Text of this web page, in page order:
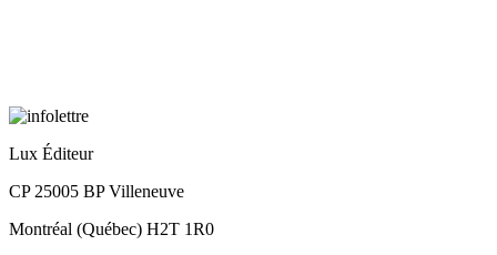
Lux Éditeur
CP 25005 BP Villeneuve
Montréal (Québec) H2T 1R0